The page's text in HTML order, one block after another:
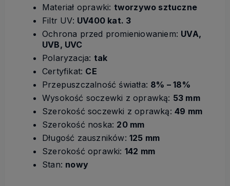
Materiał oprawki: tworzywo sztuczne
Filtr UV: UV400 kat. 3
Ochrona przed promieniowaniem: UVA,
UVB, UVC
Polaryzacja: tak
Certyfikat: CE
Przepuszczalność światła: 8% – 18%
Wysokość soczewki z oprawką: 53 mm
Szerokość soczewki z oprawką: 49 mm
Szerokość noska: 20 mm
Długość zauszników: 125 mm
Szerokość oprawki: 142 mm
Stan: nowy